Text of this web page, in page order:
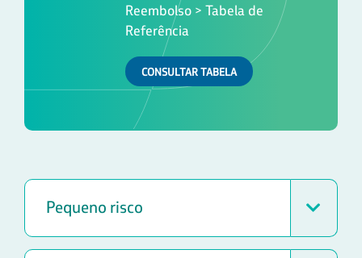
Reembolso > Tabela de
Referência
CONSULTAR TABELA
Pequeno risco